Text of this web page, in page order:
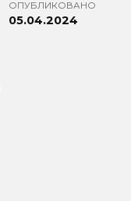
ОПУБЛИКОВАНО
05.04.2024